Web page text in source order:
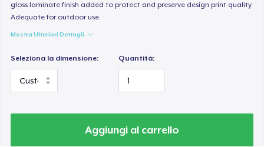
gloss laminate finish added to protect and preserve design print quality.
Adequate for outdoor use.
Mostra Ulteriori Dettagli
Seleziona la dimensione: Quantità:
Aggiungi al carrello